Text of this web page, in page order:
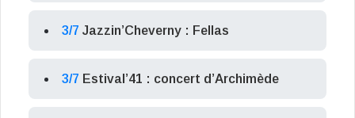
3/7 Jazzin’Cheverny : Fellas
3/7 Estival’41 : concert d’Archimède